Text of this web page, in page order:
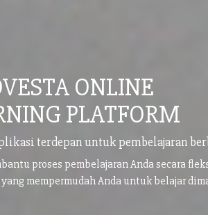
ONLINE
PLATFORM
terdepan untuk pembelajaran
proses pembelajaran Anda secara
yang mempermudah Anda untuk belajar